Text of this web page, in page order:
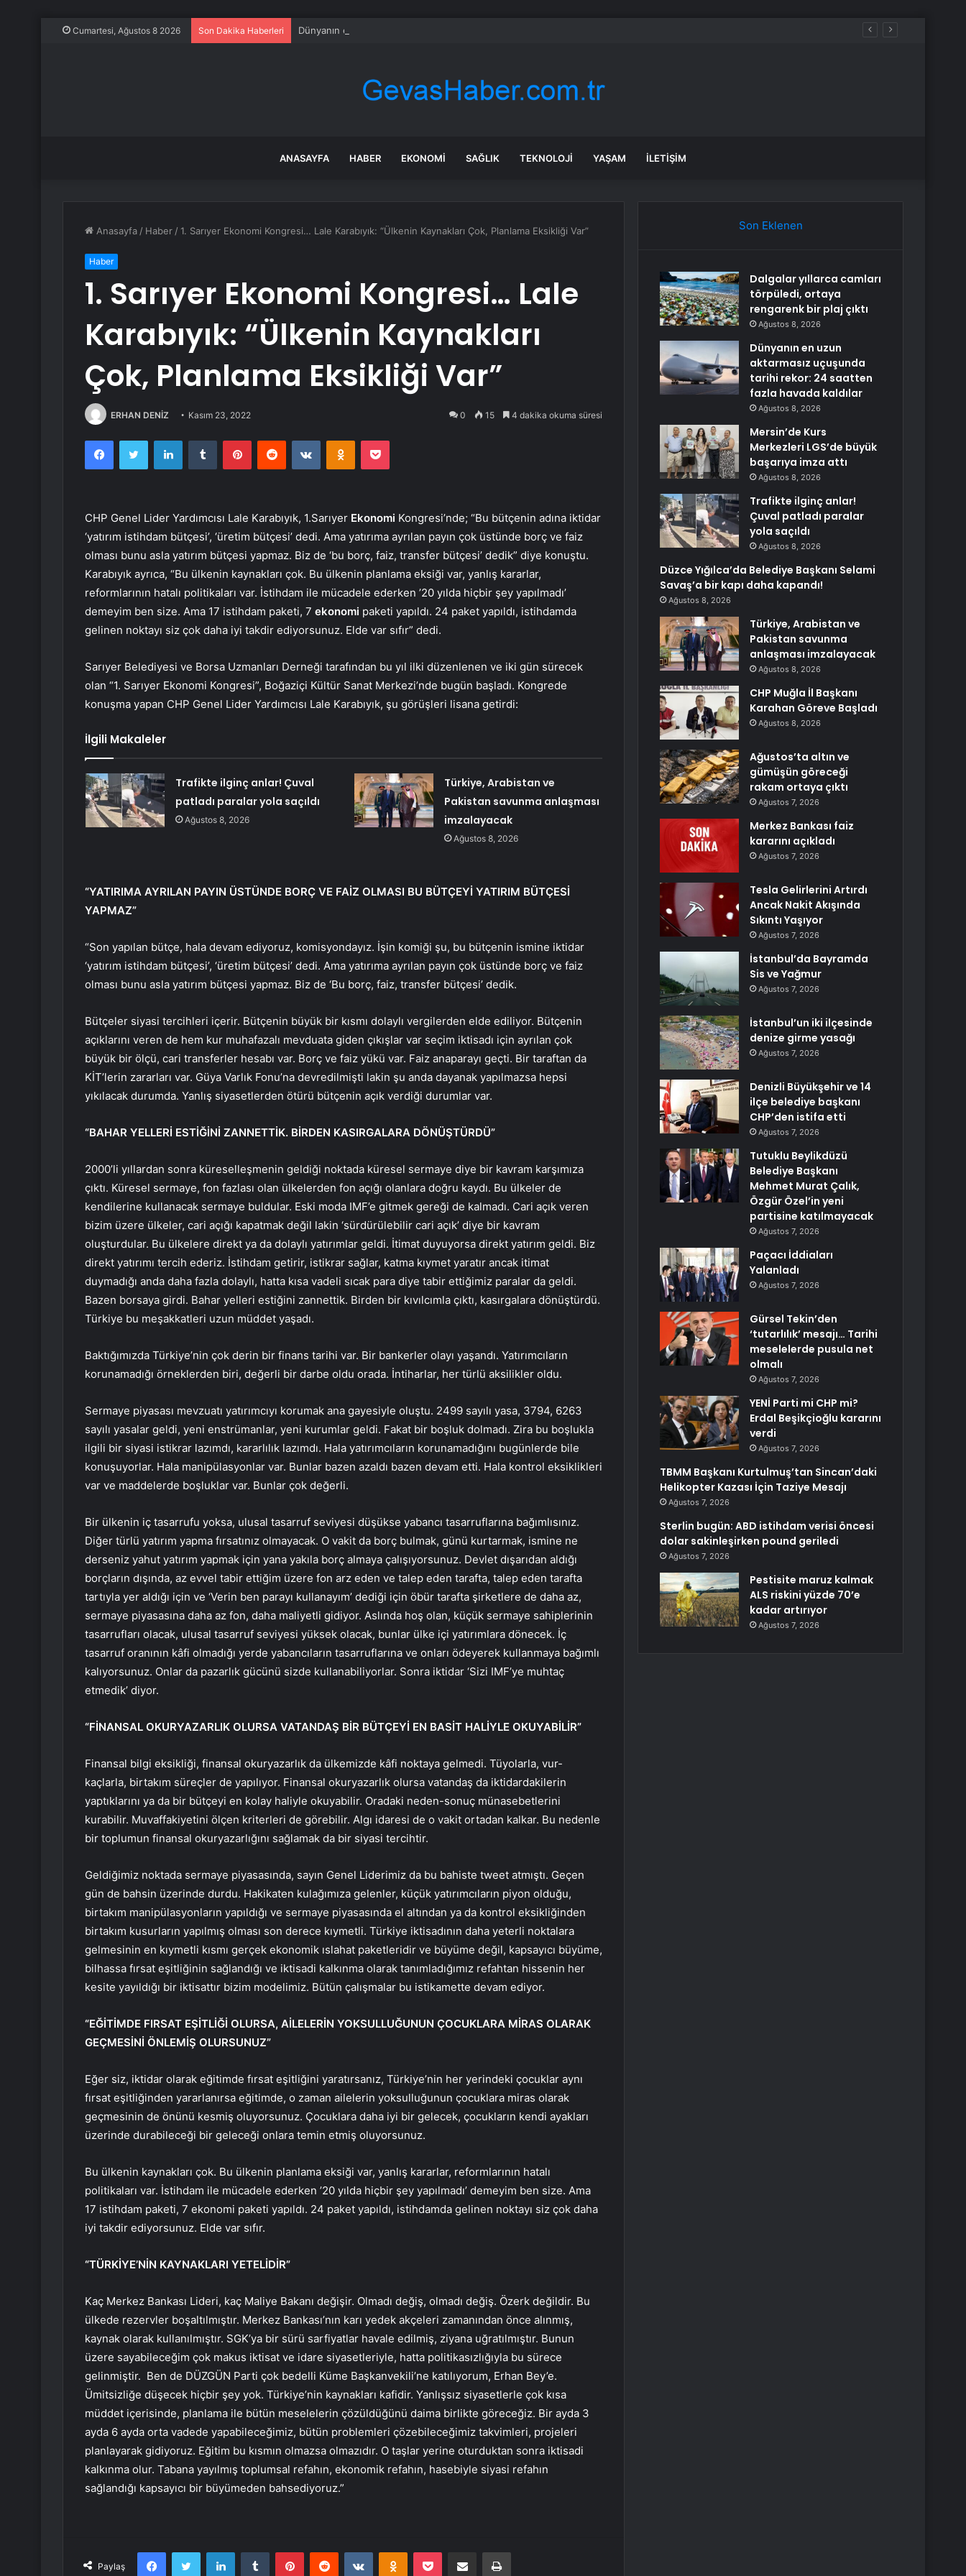
Cumartesi, Ağustos 8 2026 Son Dakika Haberleri Dünyanın en uzun aktarmasız uçuşunda tarihi rekor: 24 saatten fazla havada kaldılar
ANASAYFA HABER EKONOMI SAĞLIK TEKNOLOJI YAŞAM İLETIŞIM
Anasayfa / Haber /1. Sarıyer Ekonomi Kongresi… Lale Karabıyık: “Ülkenin Kaynakları Çok, Planlama Eksikliği Var”
Haber
1. Sarıyer Ekonomi Kongresi… Lale
Karabıyık: “Ülkenin Kaynakları
Çok, Planlama Eksikliği Var”
ERHAN DENİZ Kasım 23, 2022 0 15 4 dakika okuma süresi
FacebookTwitter LinkedInTumblr PinterestReddit VKontakteOdnoklassniki
Pocket
CHP Genel Lider Yardımcısı Lale Karabıyık, 1.Sarıyer Ekonomi Kongresi’nde; “Bu bütçenin adına iktidar
‘yatırım istihdam bütçesi’, ‘üretim bütçesi’ dedi. Ama yatırıma ayrılan payın çok üstünde borç ve faiz
olması bunu asla yatırım bütçesi yapmaz. Biz de ‘bu borç, faiz, transfer bütçesi’ dedik” diye konuştu.
Karabıyık ayrıca, “Bu ülkenin kaynakları çok. Bu ülkenin planlama eksiği var, yanlış kararlar,
reformlarının hatalı politikaları var. İstihdam ile mücadele ederken ’20 yılda hiçbir şey yapılmadı’
demeyim ben size. Ama 17 istihdam paketi, 7 ekonomi paketi yapıldı. 24 paket yapıldı, istihdamda
gelinen noktayı siz çok daha iyi takdir ediyorsunuz. Elde var sıfır” dedi.
Sarıyer Belediyesi ve Borsa Uzmanları Derneği tarafından bu yıl ilki düzenlenen ve iki gün sürecek
olan “1. Sarıyer Ekonomi Kongresi”, Boğaziçi Kültür Sanat Merkezi’nde bugün başladı. Kongrede
konuşma yapan CHP Genel Lider Yardımcısı Lale Karabıyık, şu görüşleri lisana getirdi:
İlgili Makaleler
Trafikte ilginç anlar! Çuval
patladı paralar yola saçıldı
Ağustos 8, 2026
Türkiye, Arabistan ve
Pakistan savunma anlaşması
imzalayacak
Ağustos 8, 2026
“YATIRIMA AYRILAN PAYIN ÜSTÜNDE BORÇ VE FAİZ OLMASI BU BÜTÇEYİ YATIRIM BÜTÇESİ
YAPMAZ”
“Son yapılan bütçe, hala devam ediyoruz, komisyondayız. İşin komiği şu, bu bütçenin ismine iktidar
‘yatırım istihdam bütçesi’, ‘üretim bütçesi’ dedi. Ama yatırıma ayrılan payın çok üstünde borç ve faiz
olması bunu asla yatırım bütçesi yapmaz. Biz de ‘Bu borç, faiz, transfer bütçesi’ dedik.
Bütçeler siyasi tercihleri içerir. Bütçenin büyük bir kısmı dolaylı vergilerden elde ediliyor. Bütçenin
açıklarını veren de hem kur muhafazalı mevduata giden çıkışlar var seçim iktisadı için ayrılan çok
büyük bir ölçü, cari transferler hesabı var. Borç ve faiz yükü var. Faiz anaparayı geçti. Bir taraftan da
KİT’lerin zararları var. Güya Varlık Fonu’na devredilmişti lakin şu anda dayanak yapılmazsa hepsi
yıkılacak durumda. Yanlış siyasetlerden ötürü bütçenin açık verdiği durumlar var.
“BAHAR YELLERİ ESTİĞİNİ ZANNETTİK. BİRDEN KASIRGALARA DÖNÜŞTÜRDÜ”
2000’li yıllardan sonra küreselleşmenin geldiği noktada küresel sermaye diye bir kavram karşımıza
çıktı. Küresel sermaye, fon fazlası olan ülkelerden fon açığı olanlara doğru kaydı. Bu ülkeler de
kendilerine kullanacak sermaye buldular. Eski moda IMF’e gitmek gereği de kalmadı. Cari açık veren
bizim üzere ülkeler, cari açığı kapatmak değil lakin ‘sürdürülebilir cari açık’ diye bir kavram
oluşturdular. Bu ülkelere direkt ya da dolaylı yatırımlar geldi. İtimat duyuyorsa direkt yatırım geldi. Biz
direkt yatırımı tercih ederiz. İstihdam getirir, istikrar sağlar, katma kıymet yaratır ancak itimat
duymadığı anda daha fazla dolaylı, hatta kısa vadeli sıcak para diye tabir ettiğimiz paralar da geldi.
Bazen borsaya girdi. Bahar yelleri estiğini zannettik. Birden bir kıvılcımla çıktı, kasırgalara dönüştürdü.
Türkiye bu meşakkatleri uzun müddet yaşadı.
Baktığımızda Türkiye’nin çok derin bir finans tarihi var. Bir bankerler olayı yaşandı. Yatırımcıların
korunamadığı örneklerden biri, değerli bir darbe oldu orada. İntiharlar, her türlü aksilikler oldu.
Sermaye piyasası mevzuatı yatırımcıyı korumak ana gayesiyle oluştu. 2499 sayılı yasa, 3794, 6263
sayılı yasalar geldi, yeni enstrümanlar, yeni kurumlar geldi. Fakat bir boşluk dolmadı. Zira bu boşlukla
ilgili bir siyasi istikrar lazımdı, kararlılık lazımdı. Hala yatırımcıların korunamadığını bugünlerde bile
konuşuyorlar. Hala manipülasyonlar var. Bunlar bazen azaldı bazen devam etti. Hala kontrol eksiklikleri
var ve maddelerde boşluklar var. Bunlar çok değerli.
Bir ülkenin iç tasarrufu yoksa, ulusal tasarruf seviyesi düşükse yabancı tasarruflarına bağımlısınız.
Diğer türlü yatırım yapma fırsatınız olmayacak. O vakit da borç bulmak, günü kurtarmak, ismine ne
derseniz yahut yatırım yapmak için yana yakıla borç almaya çalışıyorsunuz. Devlet dışarıdan aldığı
borçların dışında, az evvel tabir ettiğim üzere fon arz eden ve talep eden tarafta, talep eden tarafta
tartıyla yer aldığı için ve ‘Verin ben parayı kullanayım’ dediği için öbür tarafta şirketlere de daha az,
sermaye piyasasına daha az fon, daha maliyetli gidiyor. Aslında hoş olan, küçük sermaye sahiplerinin
tasarrufları olacak, ulusal tasarruf seviyesi yüksek olacak, bunlar ülke içi yatırımlara dönecek. İç
tasarruf oranının kâfi olmadığı yerde yabancıların tasarruflarına ve onları ödeyerek kullanmaya bağımlı
kalıyorsunuz. Onlar da pazarlık gücünü sizde kullanabiliyorlar. Sonra iktidar ‘Sizi IMF’ye muhtaç
etmedik’ diyor.
“FİNANSAL OKURYAZARLIK OLURSA VATANDAŞ BİR BÜTÇEYİ EN BASİT HALİYLE OKUYABİLİR”
Finansal bilgi eksikliği, finansal okuryazarlık da ülkemizde kâfi noktaya gelmedi. Tüyolarla, vur-
kaçlarla, birtakım süreçler de yapılıyor. Finansal okuryazarlık olursa vatandaş da iktidardakilerin
yaptıklarını ya da bir bütçeyi en kolay haliyle okuyabilir. Oradaki neden-sonuç münasebetlerini
kurabilir. Muvaffakiyetini ölçen kriterleri de görebilir. Algı idaresi de o vakit ortadan kalkar. Bu nedenle
bir toplumun finansal okuryazarlığını sağlamak da bir siyasi tercihtir.
Geldiğimiz noktada sermaye piyasasında, sayın Genel Liderimiz da bu bahiste tweet atmıştı. Geçen
gün de bahsin üzerinde durdu. Hakikaten kulağımıza gelenler, küçük yatırımcıların piyon olduğu,
birtakım manipülasyonların yapıldığı ve sermaye piyasasında el altından ya da kontrol eksikliğinden
birtakım kusurların yapılmış olması son derece kıymetli. Türkiye iktisadının daha yeterli noktalara
gelmesinin en kıymetli kısmı gerçek ekonomik ıslahat paketleridir ve büyüme değil, kapsayıcı büyüme,
bilhassa fırsat eşitliğinin sağlandığı ve iktisadi kalkınma olarak tanımladığımız refahtan hissenin her
kesite yayıldığı bir iktisattır bizim modelimiz. Bütün çalışmalar bu istikamette devam ediyor.
“EĞİTİMDE FIRSAT EŞİTLİĞİ OLURSA, AİLELERİN YOKSULLUĞUNUN ÇOCUKLARA MİRAS OLARAK
GEÇMESİNİ ÖNLEMİŞ OLURSUNUZ”
Eğer siz, iktidar olarak eğitimde fırsat eşitliğini yaratırsanız, Türkiye’nin her yerindeki çocuklar aynı
fırsat eşitliğinden yararlanırsa eğitimde, o zaman ailelerin yoksulluğunun çocuklara miras olarak
geçmesinin de önünü kesmiş oluyorsunuz. Çocuklara daha iyi bir gelecek, çocukların kendi ayakları
üzerinde durabileceği bir geleceği onlara temin etmiş oluyorsunuz.
Bu ülkenin kaynakları çok. Bu ülkenin planlama eksiği var, yanlış kararlar, reformlarının hatalı
politikaları var. İstihdam ile mücadele ederken ’20 yılda hiçbir şey yapılmadı’ demeyim ben size. Ama
17 istihdam paketi, 7 ekonomi paketi yapıldı. 24 paket yapıldı, istihdamda gelinen noktayı siz çok daha
iyi takdir ediyorsunuz. Elde var sıfır.
“TÜRKİYE’NİN KAYNAKLARI YETELİDİR”
Kaç Merkez Bankası Lideri, kaç Maliye Bakanı değişir. Olmadı değiş, olmadı değiş. Özerk değildir. Bu
ülkede rezervler boşaltılmıştır. Merkez Bankası’nın karı yedek akçeleri zamanından önce alınmış,
kaynak olarak kullanılmıştır. SGK’ya bir sürü sarfiyatlar havale edilmiş, ziyana uğratılmıştır. Bunun
üzere sayabileceğim çok makus iktisat ve idare siyasetleriyle, hatta politikasızlığıyla bu sürece
gelinmiştir. Ben de DÜZGÜN Parti çok bedelli Küme Başkanvekili’ne katılıyorum, Erhan Bey’e.
Ümitsizliğe düşecek hiçbir şey yok. Türkiye’nin kaynakları kafidir. Yanlışsız siyasetlerle çok kısa
müddet içerisinde, planlama ile bütün meselelerin çözüldüğünü daima birlikte göreceğiz. Bir ayda 3
ayda 6 ayda orta vadede yapabileceğimiz, bütün problemleri çözebileceğimiz takvimleri, projeleri
planlayarak gidiyoruz. Eğitim bu kısmın olmazsa olmazıdır. O taşlar yerine oturduktan sonra iktisadi
kalkınma olur. Tabana yayılmış toplumsal refahın, ekonomik refahın, hasebiyle siyasi refahın
sağlandığı kapsayıcı bir büyümeden bahsediyoruz.”
Paylaş
FacebookTwitter LinkedInTumblr PinterestReddit VKontakteOdnoklassniki
Pocket E-Posta ile paylaş Yazdır
Son Eklenen
Dalgalar yıllarca camları
törpüledi, ortaya
rengarenk bir plaj çıktı
Ağustos 8, 2026
Dünyanın en uzun
aktarmasız uçuşunda
tarihi rekor: 24 saatten
fazla havada kaldılar
Ağustos 8, 2026
Mersin’de Kurs
Merkezleri LGS’de büyük
başarıya imza attı
Ağustos 8, 2026
Trafikte ilginç anlar!
Çuval patladı paralar
yola saçıldı
Ağustos 8, 2026
Düzce Yığılca’da Belediye Başkanı Selami
Savaş’a bir kapı daha kapandı!
Ağustos 8, 2026
Türkiye, Arabistan ve
Pakistan savunma
anlaşması imzalayacak
Ağustos 8, 2026
CHP Muğla İl Başkanı
Karahan Göreve Başladı
Ağustos 8, 2026
Ağustos’ta altın ve
gümüşün göreceği
rakam ortaya çıktı
Ağustos 7, 2026
Merkez Bankası faiz
kararını açıkladı
Ağustos 7, 2026
Tesla Gelirlerini Artırdı
Ancak Nakit Akışında
Sıkıntı Yaşıyor
Ağustos 7, 2026
İstanbul’da Bayramda
Sis ve Yağmur
Ağustos 7, 2026
İstanbul’un iki ilçesinde
denize girme yasağı
Ağustos 7, 2026
Denizli Büyükşehir ve 14
ilçe belediye başkanı
CHP’den istifa etti
Ağustos 7, 2026
Tutuklu Beylikdüzü
Belediye Başkanı
Mehmet Murat Çalık,
Özgür Özel’in yeni
partisine katılmayacak
Ağustos 7, 2026
Paçacı İddiaları
Yalanladı
Ağustos 7, 2026
Gürsel Tekin’den
‘tutarlılık’ mesajı… Tarihi
meselelerde pusula net
olmalı
Ağustos 7, 2026
YENİ Parti mi CHP mi?
Erdal Beşikçioğlu kararını
verdi
Ağustos 7, 2026
TBMM Başkanı Kurtulmuş’tan Sincan’daki
Helikopter Kazası İçin Taziye Mesajı
Ağustos 7, 2026
Sterlin bugün: ABD istihdam verisi öncesi
dolar sakinleşirken pound geriledi
Ağustos 7, 2026
Pestisite maruz kalmak
ALS riskini yüzde 70’e
kadar artırıyor
Ağustos 7, 2026